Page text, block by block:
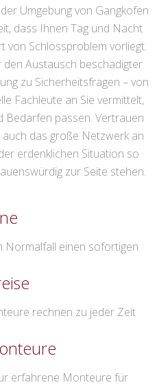
Umgebung von Gangkofen
dass Ihnen Tag und Nacht
von Schlossproblem vorliegt.
Austausch beschädigter
zu Sicherheitsfragen – von
Fachleute an Sie vermittelt,
Bedarfen passen. Vertrauen
das große Netzwerk an
erdenklichen Situation so
zur Seite stehen.
Normalfall einen sofortigen
rechnen zu jeder Zeit
erfahrene Monteure für